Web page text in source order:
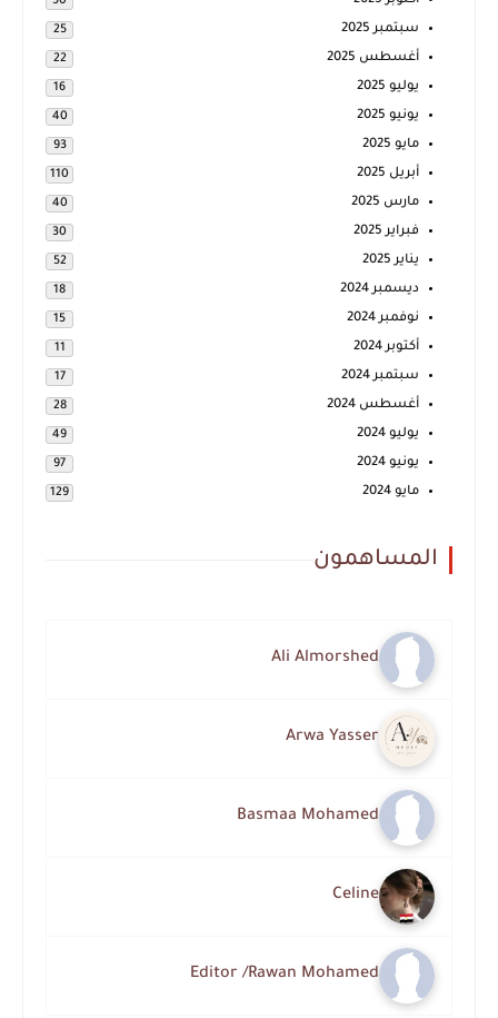
سبتمبر 2025 25
أغسطس 2025 22
يوليو 2025 16
يونيو 2025 40
مايو 2025 93
أبريل 2025 110
مارس 2025 40
فبراير 2025 30
يناير 2025 52
ديسمبر 2024 18
نوفمبر 2024 15
أكتوبر 2024 11
سبتمبر 2024 17
أغسطس 2024 28
يوليو 2024 49
يونيو 2024 97
مايو 2024 129
المساهمون
Ali Almorshed
Arwa Yasser
Basmaa Mohamed
Celine
Editor /Rawan Mohamed